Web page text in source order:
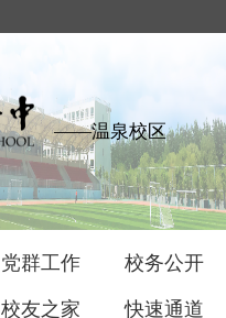
——温泉校区
党群工作 校务公开
校友之家 快速通道